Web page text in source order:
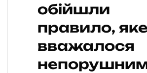
обійшли
правило, яке
вважалося